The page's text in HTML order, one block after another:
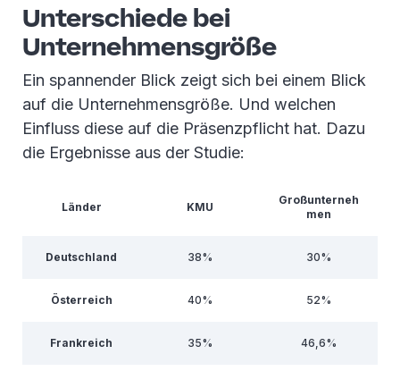
Unterschiede bei
Unternehmensgröße
Ein spannender Blick zeigt sich bei einem Blick
auf die Unternehmensgröße. Und welchen
Einfluss diese auf die Präsenzpflicht hat. Dazu
die Ergebnisse aus der Studie:
Länder KMU
Großunterneh
men
Deutschland 38% 30%
Österreich 40% 52%
Frankreich 35% 46,6%